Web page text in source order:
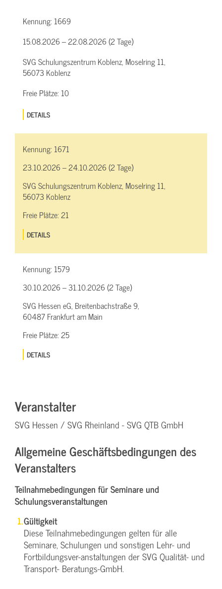
Kennung: 1669
15.08.2026 – 22.08.2026 (2 Tage)
SVG Schulungszentrum Koblenz, Moselring 11,
56073 Koblenz
Freie Plätze: 10
DETAILS
Kennung: 1671
23.10.2026 – 24.10.2026 (2 Tage)
SVG Schulungszentrum Koblenz, Moselring 11,
56073 Koblenz
Freie Plätze:21
DETAILS
Kennung: 1579
30.10.2026 – 31.10.2026 (2 Tage)
SVG Hessen eG, Breitenbachstraße 9,
60487 Frankfurt am Main
Freie Plätze:25
DETAILS
Veranstalter
SVG Hessen / SVG Rheinland - SVG QTB GmbH
Allgemeine Geschäftsbedingungen des
Veranstalters
Teilnahmebedingungen für Seminare und
Schulungsveranstaltungen
Gültigkeit
Diese Teilnahmebedingungen gelten für alle
Seminare, Schulungen und sonstigen Lehr- und
Fortbildungsver-anstaltungen der SVG Qualität- und
Transport- Beratungs-GmbH.